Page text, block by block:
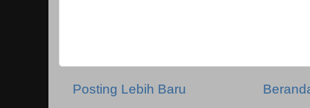
Posting Lebih Baru